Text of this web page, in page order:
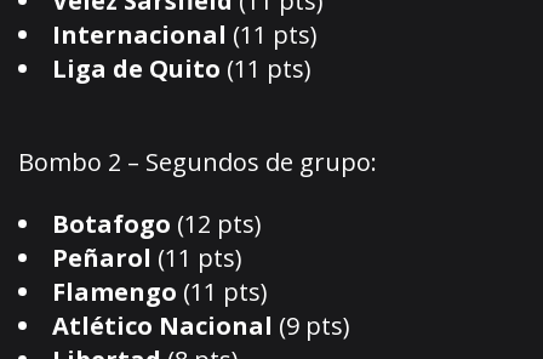
Internacional (11 pts)
Liga de Quito (11 pts)
Bombo 2 – Segundos de grupo:
Botafogo (12 pts)
Peñarol (11 pts)
Flamengo (11 pts)
Atlético Nacional (9 pts)